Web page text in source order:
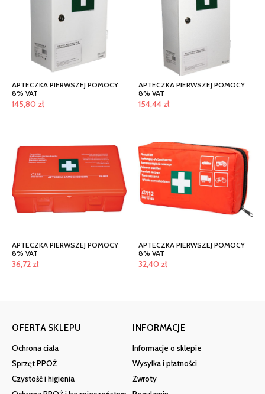
APTECZKA PIERWSZEJ POMOCY
8% VAT
145,80 zł
APTECZKA PIERWSZEJ POMOCY
8% VAT
154,44 zł
APTECZKA PIERWSZEJ POMOCY
8% VAT
36,72 zł
APTECZKA PIERWSZEJ POMOCY
8% VAT
32,40 zł
OFERTA SKLEPU
Ochrona ciała
Sprzęt PPOŻ
Czystość i higienia
INFORMACJE
Informacje o sklepie
Wysyłka i płatności
Zwroty